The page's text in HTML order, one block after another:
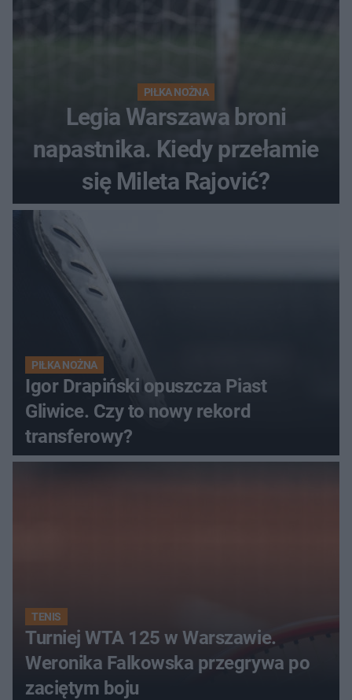
PIŁKA NOŻNA
Legia Warszawa broni
napastnika. Kiedy przełamie
się Mileta Rajović?
PIŁKA NOŻNA
Igor Drapiński opuszcza Piast
Gliwice. Czy to nowy rekord
transferowy?
TENIS
Turniej WTA 125 w Warszawie.
Weronika Falkowska przegrywa po
zaciętym boju